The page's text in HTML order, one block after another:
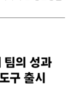
의 성과
구 출시